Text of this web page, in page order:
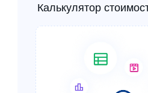
Калькулятор